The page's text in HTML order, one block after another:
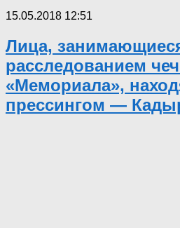
15.05.2018 12:51
Лица,
расследованием
«Мемориала»,
прессингом —